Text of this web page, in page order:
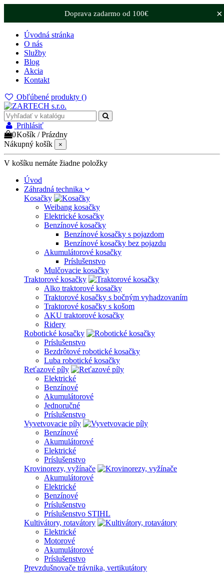
×
Doprava zadarmo od 100€
Úvodná stránka
O nás
Služby
Blog
Akcia
Kontakt
Obľúbené produkty ()
Prihlásiť
0Košík /Prázdny
Nákupný košík
×
V košíku nemáte žiadne položky
Úvod
Záhradná technika
Kosačky
Weibang kosačky
Elektrické kosačky
Benzínové kosačky
Benzínové kosačky s pojazdom
Benzínové kosačky bez pojazdu
Akumulátorové kosačky
Príslušenstvo
Mulčovacie kosačky
Traktorové kosačky
Alko traktorové kosačky
Traktorové kosačky s bočným vyhadzovaním
Traktorové kosačky s košom
AKU traktorové kosačky
Ridery
Robotické kosačky
Príslušenstvo
Bezdrôtové robotické kosačky
Luba robotické kosačky
Reťazové píly
Elektrické
Benzínové
Akumulátorové
Jednoručné
Príslušenstvo
Vyvetvovacie píly
Benzínové
Akumulátorové
Elektrické
Príslušenstvo
Krovinorezy, vyžínače
Akumulátorové
Elektrické
Benzínové
Príslušenstvo
Príslušenstvo STIHL
Kultivátory, rotavátory
Elektrické
Motorové
Akumulátorové
Príslušenstvo
Prevzdušnovače trávnika, vertikutátory